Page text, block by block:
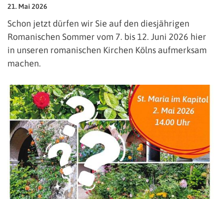
21. Mai 2026
Schon jetzt dürfen wir Sie auf den diesjährigen
Romanischen Sommer vom 7. bis 12. Juni 2026 hier
in unseren romanischen Kirchen Kölns aufmerksam
machen.